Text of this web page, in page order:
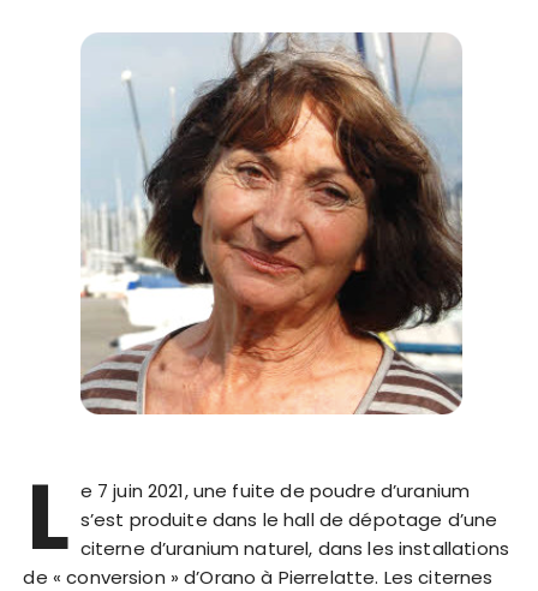
L e 7 juin 2021, une fuite de poudre d’uranium
s’est produite dans le hall de dépotage d’une
citerne d’uranium naturel, dans les installations
de « conversion » d’Orano à Pierrelatte. Les citernes